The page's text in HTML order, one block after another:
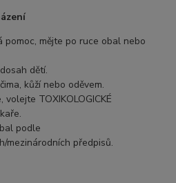
pomoc, mějte po ruce obal nebo
dětí.
kůží nebo oděvem.
TOXIKOLOGICKÉ
podle
mezinárodních předpisů.